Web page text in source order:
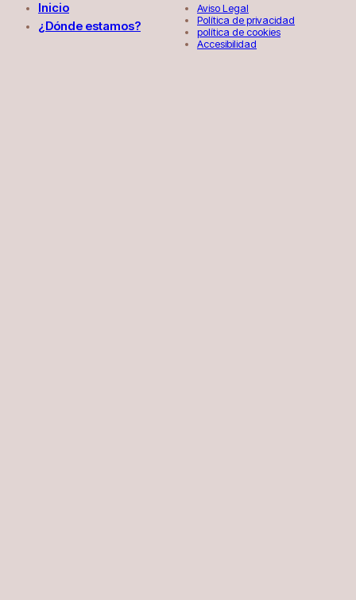
Inicio
¿Dónde estamos?
Aviso Legal
Política de privacidad
política de cookies
Accesibilidad